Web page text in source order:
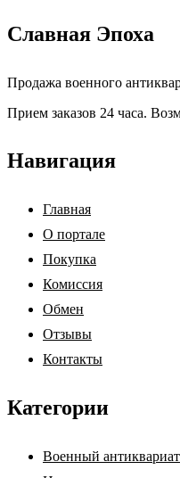
Славная Эпоха
Продажа военного
Прием заказов 24 часа.
Навигация
Главная
О портале
Покупка
Комиссия
Обмен
Отзывы
Контакты
Категории
Военный антиквариат